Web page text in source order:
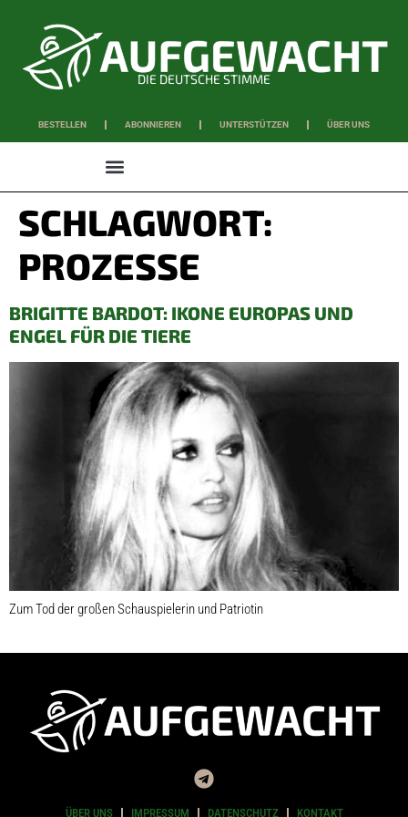
DIE DEUTSCHE STIMME
BESTELLEN ABONNIEREN UNTERSTÜTZEN ÜBER UNS
SCHLAGWORT:
PROZESSE
BRIGITTE BARDOT: IKONE EUROPAS UND
ENGEL FÜR DIE TIERE
Zum Tod der großen Schauspielerin und Patriotin
ÜBER UNS IMPRESSUM DATENSCHUTZ KONTAKT